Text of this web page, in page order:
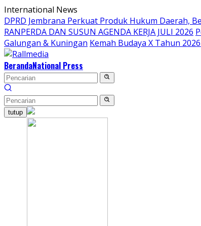
Langsung
ke
konten
International News
DPRD Jembrana Perkuat Produk Hukum Daerah,
RANPERDA DAN SUSUN AGENDA KERJA JULI 2026
Galungan & Kuningan Kemah Budaya X Tahun
BerandaNational Press
tutup